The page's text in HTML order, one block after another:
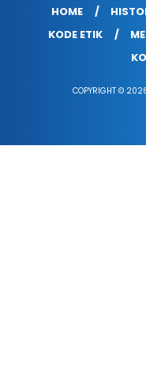
HOME
KODE ETIK
COPYRIGHT ©